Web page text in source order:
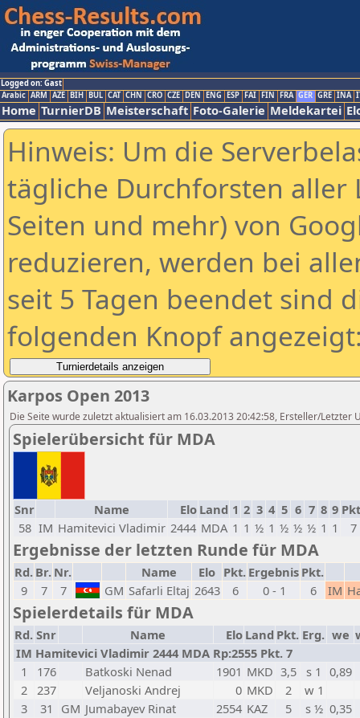
Logged on: Gast
Arabic ARM AZE BIH BUL CAT CHN CRO CZE DEN ENG ESP FAI FIN FRA GER GRE INA
Home TurnierDB Meisterschaft Foto-Galerie Meldekartei
Hinweis: Um die
tägliche Durchforsten aller
Seiten und mehr) von
reduzieren, werden bei
seit 5 Tagen beendet sind
folgenden Knopf
Karpos Open 2013
Die Seite wurde zuletzt aktualisiert am 16.03.2013 20:42:58, Ersteller/Letzter
Spielerübersicht für MDA
Snr Name Elo Land 1 2 3 4 5 6 7 8 9
58 IM Hamitevici Vladimir 2444 MDA 1 1 ½ 1 ½ ½ ½ 1 1 7
Ergebnisse der letzten Runde für MDA
Rd. Br. Nr. Name Elo Pkt. Ergebnis Pkt.
9
7 7 GM Safarli Eltaj 2643 6 0 - 1 6 IM
Spielerdetails für MDA
Rd. Snr Name Elo Land Pkt. Erg. we
IM Hamitevici Vladimir 2444 MDA Rp:2555 Pkt. 7
1
176 Batkoski Nenad 1901 MKD 3,5 s 1 0,89
2 237 Veljanoski Andrej 0 MKD 2
w 1
3
31 GM Jumabayev Rinat 2554 KAZ 5 s ½ 0,35